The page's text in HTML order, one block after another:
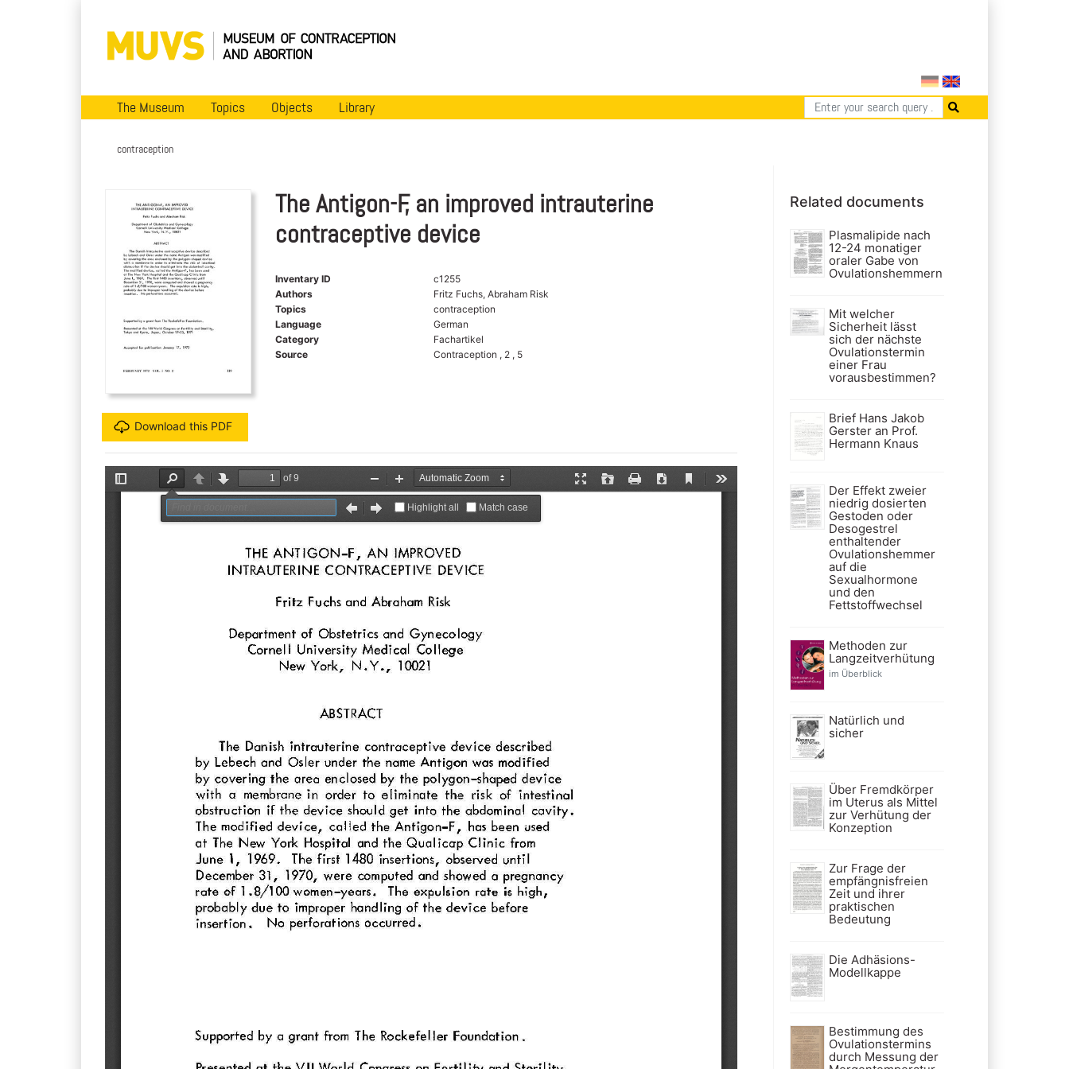
The Museum Topics Objects Library
contraception
Download this PDF
The Antigon-F, an improved intrauterine
contraceptive device
Inventary ID
c1255
Authors
Fritz Fuchs, Abraham Risk
Topics
contraception
Language
German
Category
Fachartikel
Source
Contraception , 2 , 5
Related documents
Plasmalipide nach
12-24 monatiger
oraler Gabe von
Ovulationshemmern
Mit welcher
Sicherheit lässt
sich der nächste
Ovulationstermin
einer Frau
vorausbestimmen?
Brief Hans Jakob
Gerster an Prof.
Hermann Knaus
Der Effekt zweier
niedrig dosierten
Gestoden oder
Desogestrel
enthaltender
Ovulationshemmer
auf die
Sexualhormone
und den
Fettstoffwechsel
Methoden zur
Langzeitverhütung
im Überblick
Natürlich und
sicher
Über Fremdkörper
im Uterus als Mittel
zur Verhütung der
Konzeption
Zur Frage der
empfängnisfreien
Zeit und ihrer
praktischen
Bedeutung
Die Adhäsions-
Modellkappe
Bestimmung des
Ovulationstermins
durch Messung der